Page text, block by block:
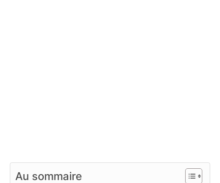
Au sommaire